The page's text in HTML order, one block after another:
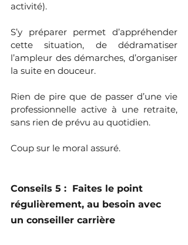
activité).
S’y préparer permet d’appréhender
cette situation, de dédramatiser
l’ampleur des démarches, d’organiser
la suite en douceur.
Rien de pire que de passer d’une vie
professionnelle active à une retraite,
sans rien de prévu au quotidien.
Coup sur le moral assuré.
Conseils 5 :  Faites le point
régulièrement, au besoin avec
un conseiller carrière